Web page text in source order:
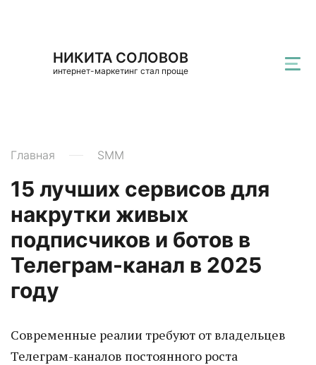
НИКИТА СОЛОВОВ
интернет-маркетинг стал проще
Главная SMM
15 лучших сервисов для
накрутки живых
подписчиков и ботов в
Телеграм-канал в 2025
году
Современные реалии требуют от владельцев
Телеграм-каналов постоянного роста